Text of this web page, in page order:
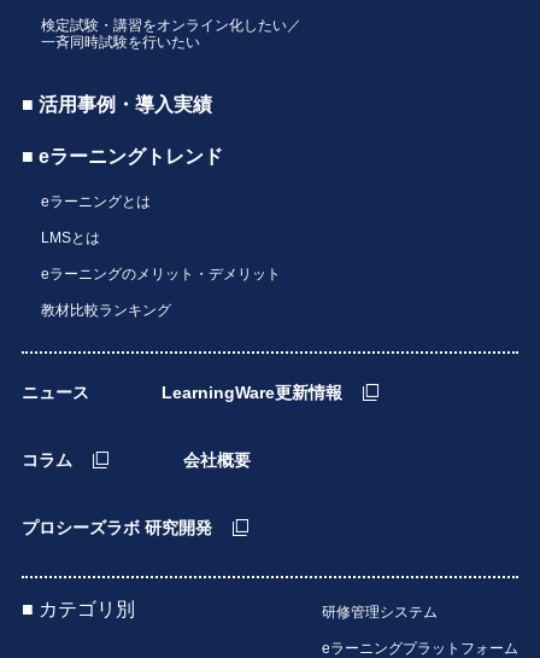
検定試験・講習をオンライン化したい／
一斉同時試験を行いたい
■ 活用事例・導入実績
■ eラーニングトレンド
eラーニングとは
LMSとは
eラーニングのメリット・デメリット
教材比較ランキング
ニュース LearningWare更新情報
コラム 会社概要
プロシーズラボ 研究開発
■ カテゴリ別 研修管理システム
eラーニングプラットフォーム